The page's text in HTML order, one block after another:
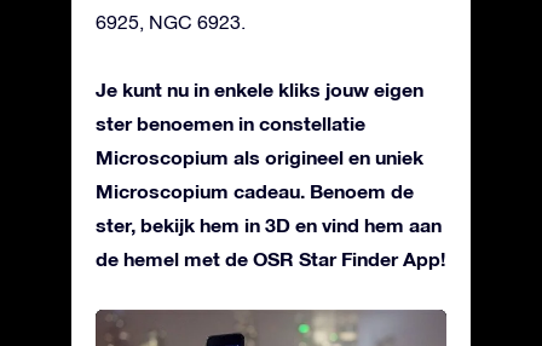
6925, NGC 6923.
Je kunt nu in enkele kliks jouw eigen
ster benoemen in constellatie
Microscopium als origineel en uniek
Microscopium cadeau. Benoem de
ster, bekijk hem in 3D en vind hem aan
de hemel met de OSR Star Finder App!